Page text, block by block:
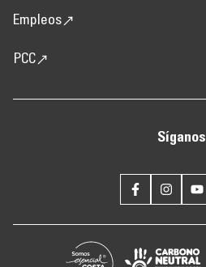
Empleos
PCC
Síganos